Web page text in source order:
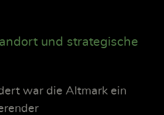
und strategische
war die Altmark ein